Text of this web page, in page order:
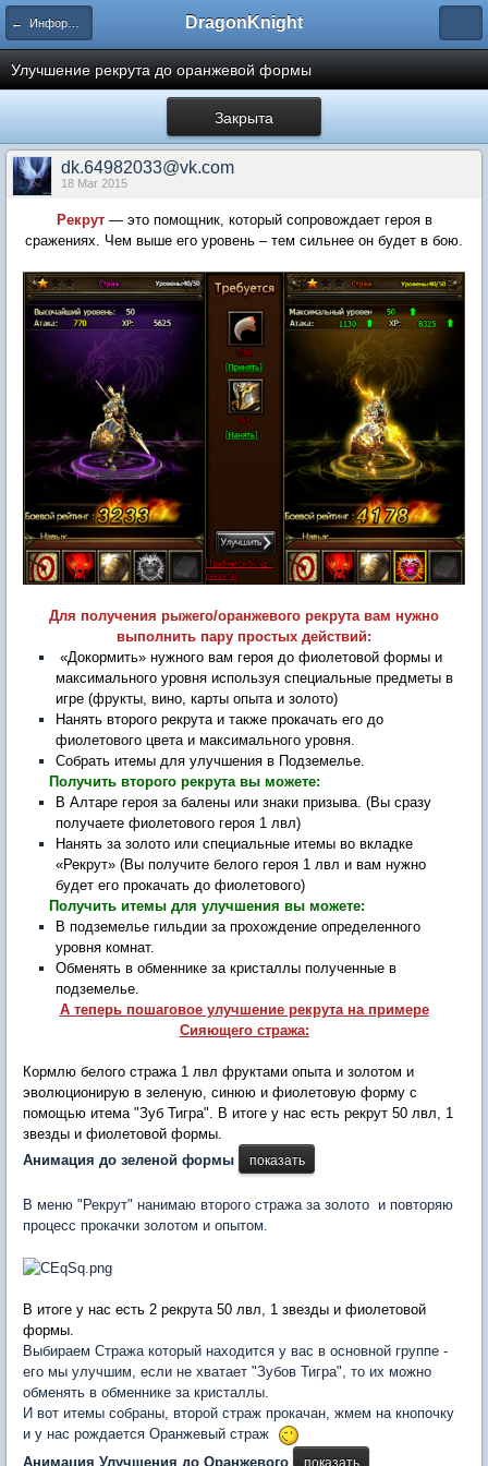
← Информация и гайды по игре DragonKnight
Улучшение рекрута до оранжевой формы
Закрыта
dk.64982033@vk.com
18 Mar 2015
Рекрут— это помощник, который сопровождает героя в
сражениях. Чем выше его уровень – тем сильнее он будет в бою.
Для получения рыжего/оранжевого рекрута вам нужно
выполнить пару простых действий:
«Докормить» нужного вам героя до фиолетовой формы и
максимального уровня используя специальные предметы в
игре (фрукты, вино, карты опыта и золото)
Нанять второго рекрута и также прокачать его до
фиолетового цвета и максимального уровня.
Собрать итемы для улучшения в Подземелье.
Получить второго рекрута вы можете:
В Алтаре героя за балены или знаки призыва. (Вы сразу
получаете фиолетового героя 1 лвл)
Нанять за золото или специальные итемы во вкладке
«Рекрут» (Вы получите белого героя 1 лвл и вам нужно
будет его прокачать до фиолетового)
Получить итемы для улучшения вы можете:
В подземелье гильдии за прохождение определенного
уровня комнат.
Обменять в обменнике за кристаллы полученные в
подземелье.
А теперь пошаговое улучшение рекрута на примере
Сияющего стража:
Кормлю белого стража 1 лвл фруктами опыта и золотом и
эволюционирую в зеленую, синюю и фиолетовую форму с
помощью итема "Зуб Тигра". В итоге у нас есть рекрут 50 лвл, 1
звезды и фиолетовой формы.
Анимация до зеленой формы
В меню "Рекрут" нанимаю второго стража за золото и повторяю
процесс прокачки золотом и опытом.
В итоге у нас есть 2 рекрута 50 лвл, 1 звезды и фиолетовой
формы.
Выбираем Стража который находится у вас в основной группе -
его мы улучшим, если не хватает "Зубов Тигра", то их можно
обменять в обменнике за кристаллы.
И вот итемы собраны, второй страж прокачан, жмем на кнопочку
и у нас рождается Оранжевый страж
Анимация Улучшения до Оранжевого